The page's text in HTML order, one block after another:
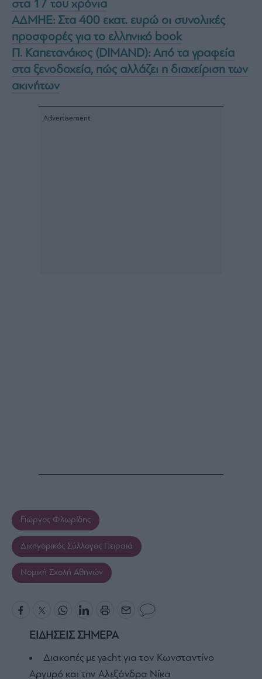
στα 17 του χρόνια
ΑΔΜΗΕ: Στα 400 εκατ. ευρώ οι συνολικές
προσφορές για το ελληνικό book
Π. Καπετανάκος (DIMAND): Από τα γραφεία
στα ξενοδοχεία, πώς αλλάζει η διαχείριση των
ακινήτων
Γιώργος Φλωρίδης
Δικηγορικός Σύλλογος Πειραιά
Νομική Σχολή Αθηνών
ΕΙΔΗΣΕΙΣ ΣΗΜΕΡΑ
Διακοπές με yacht για τον Κωνσταντίνο
Αργυρό και την Αλεξάνδρα Νίκα